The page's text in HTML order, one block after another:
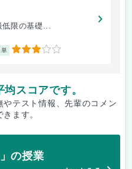
低限の基礎...
3
スコアです。
テスト情報、先輩のコメン
きます。
の授業